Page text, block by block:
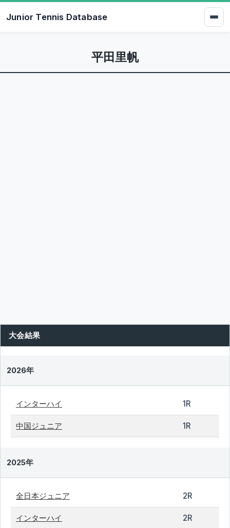
Junior Tennis Database
平田里帆
大会結果
2026年
インターハイ 1R
中国ジュニア 1R
2025年
全日本ジュニア 2R
インターハイ 2R